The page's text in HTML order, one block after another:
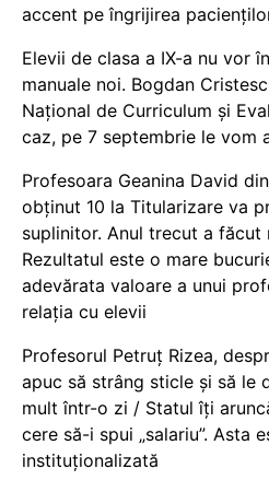
accent pe îngrijirea
Elevii de clasa a IX-a nu vor
manuale noi. Bogdan
Național de Curriculum și
caz, pe 7 septembrie le vom
Profesoara Geanina David
obținut 10 la Titularizare va
suplinitor. Anul trecut a făcut
Rezultatul este o mare
adevărata valoare a unui
relația cu elevii
Profesorul Petruț Rizea,
apuc să strâng sticle și să le
mult într-o zi / Statul îți
cere să-i spui „salariu”. Asta
instituționalizată